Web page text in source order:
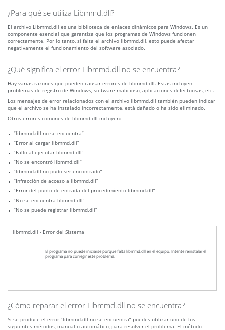
¿Para qué se utiliza Libmmd.dll?
El archivo Libmmd.dll es una biblioteca de enlaces dinámicos para Windows. Es un
componente esencial que garantiza que los programas de Windows funcionen
correctamente. Por lo tanto, si falta el archivo libmmd.dll, esto puede afectar
negativamente el funcionamiento del software asociado.
¿Qué significa el error Libmmd.dll no se encuentra?
Hay varias razones que pueden causar errores de libmmd.dll. Estas incluyen
problemas de registro de Windows, software malicioso, aplicaciones defectuosas, etc.
Los mensajes de error relacionados con el archivo libmmd.dll también pueden indicar
que el archivo se ha instalado incorrectamente, está dañado o ha sido eliminado.
Otros errores comunes de libmmd.dll incluyen:
“libmmd.dll no se encuentra”
“Error al cargar libmmd.dll”
“Fallo al ejecutar libmmd.dll”
“No se encontró libmmd.dll”
“libmmd.dll no pudo ser encontrado”
“Infracción de acceso a libmmd.dll”
“Error del punto de entrada del procedimiento libmmd.dll”
“No se encuentra libmmd.dll”
“No se puede registrar libmmd.dll”
libmmd.dll - Error del Sistema
El programa no puede iniciarse porque falta libmmd.dll en el equipo. Intente reinstalar el
programa para corregir este problema.
¿Cómo reparar el error Libmmd.dll no se encuentra?
Si se produce el error “libmmd.dll no se encuentra” puedes utilizar uno de los
siguientes métodos, manual o automático, para resolver el problema. El método